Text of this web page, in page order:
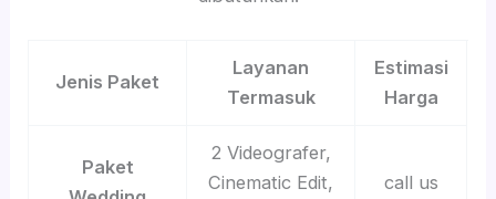
Jenis Paket
Layanan
Termasuk
Estimasi
Harga
Paket
2 Videografer,
Cinematic Edit,
call us